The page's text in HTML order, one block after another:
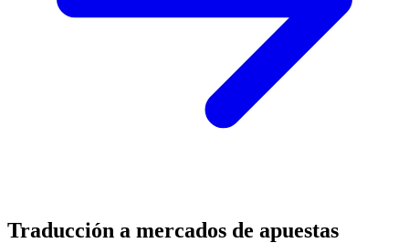
Traducción a mercados de apuestas